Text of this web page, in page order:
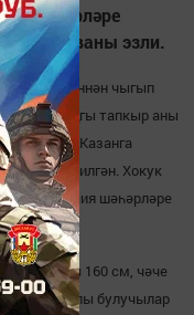
эзли.
Анна өеннән чыгып
Соңгы тапкыр аны
кыз Казанга
килгән. Хокук
һәм Россия шәһәрләре
озынлыгы 160 см, чәче
булучылар